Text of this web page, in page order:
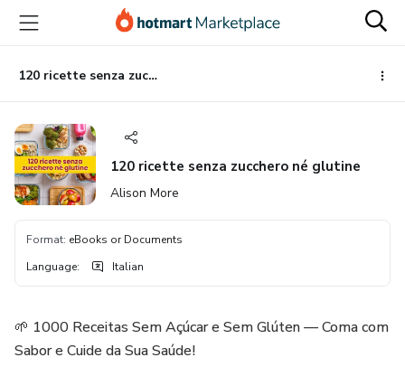
main
content
120 ricette senza zucchero né glutine
120 ricette senza zucchero né glutine
Alison More
Format: eBooks or Documents
Language: Italian
🌱 1000 Receitas Sem Açúcar e Sem Glúten — Coma com
Sabor e Cuide da Sua Saúde!